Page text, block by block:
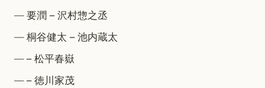
要潤 – 沢村惣之丞
桐谷健太 – 池内蔵太
– 松平春嶽
– 徳川家茂